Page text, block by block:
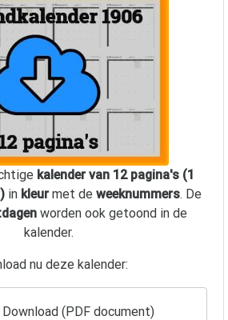
kalender van 12 pagina's (1
in kleurmet de weeknummers. De
worden ook getoond in de
kalender.
nu deze kalender:
Download (PDF document)